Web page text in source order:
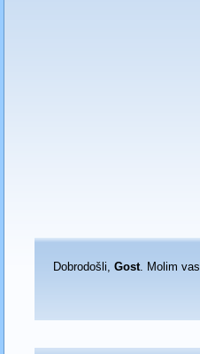
Dobrodošli, Gost. Molim vas